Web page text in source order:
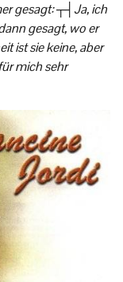
gesagt: ┬┤Ja, ich
gesagt, wo er
ist sie keine, aber
mich sehr